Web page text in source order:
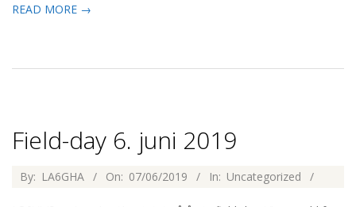
READ MORE →
Field-day 6. juni 2019
2019-
By: LA6GHA On: 07/06/2019 In: Uncategorized